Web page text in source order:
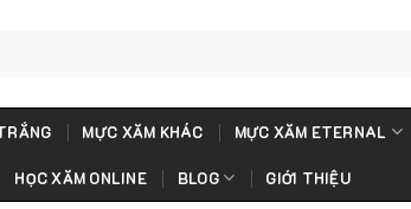
MỰC XĂM KHÁC MỰC XĂM ETERNAL
HỌC XĂM ONLINE BLOG GIỚI THIỆU